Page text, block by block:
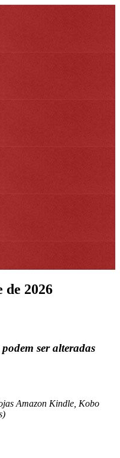
de 2026
ser alteradas
Amazon Kindle, Kobo